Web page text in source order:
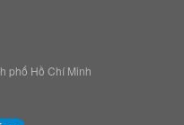
phố Hồ Chí Minh